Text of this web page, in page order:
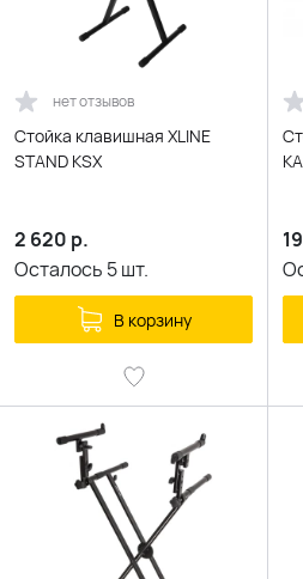
нет отзывов
Стойка клавишная XLINE
STAND KSX
2 620 р.
Осталось 5шт.
В корзину